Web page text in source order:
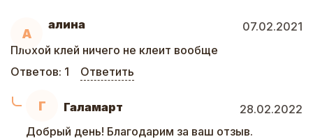
А
алина
07.02.2021
Плохой клей ничего не клеит вообще
Ответов: 1 Ответить
Г Галамарт
28.02.2022
Добрый день! Благодарим за ваш отзыв.